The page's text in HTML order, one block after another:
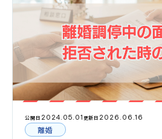
公開日 2024.05.01 更新日 2026.06.16
離婚